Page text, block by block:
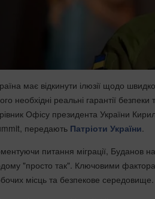
має відкинути ілюзії щодо
необхідні реальні гарантії
Офісу президента України
передають Патріоти України
питання міграції, Буданов
"просто так". Ключовими
місць та безпекове середовище.